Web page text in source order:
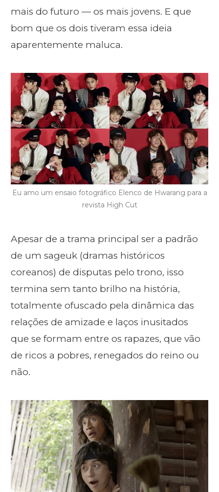
mais do futuro — os mais jovens. E que
bom que os dois tiveram essa ideia
aparentemente maluca.
Eu amo um ensaio fotográfico Elenco de Hwarang para a
revista High Cut
Apesar de a trama principal ser a padrão
de um sageuk (dramas históricos
coreanos) de disputas pelo trono, isso
termina sem tanto brilho na história,
totalmente ofuscado pela dinâmica das
relações de amizade e laços inusitados
que se formam entre os rapazes, que vão
de ricos a pobres, renegados do reino ou
não.